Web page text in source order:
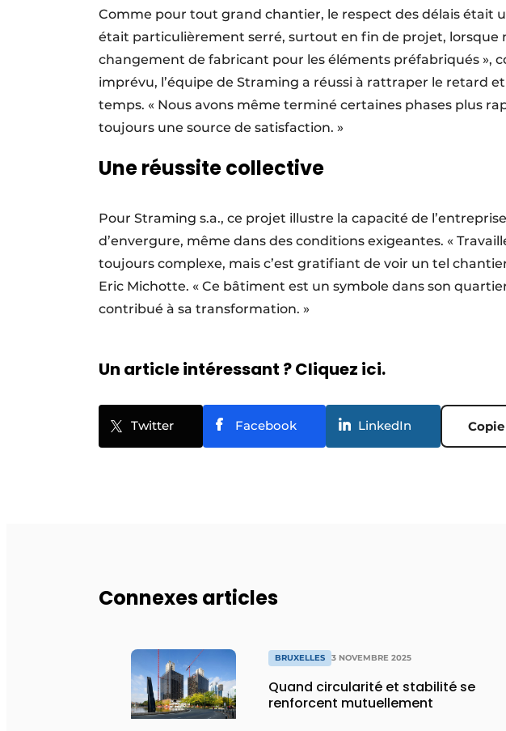
Comme pour tout grand chantier, le respect des délais était
était particulièrement serré, surtout en fin de projet, lorsque
changement de fabricant pour les éléments préfabriqués »,
imprévu, l’équipe de Straming a réussi à rattraper le retard
temps. « Nous avons même terminé certaines phases plus
toujours une source de satisfaction. »
Une réussite collective
Pour Straming s.a., ce projet illustre la capacité de
d’envergure, même dans des conditions exigeantes. «
toujours complexe, mais c’est gratifiant de voir un tel
Eric Michotte. « Ce bâtiment est un symbole dans son
contribué à sa transformation. »
Un article intéressant ? Cliquez ici.
Twitter Facebook LinkedIn Copie
Connexes articles
BRUXELLES 3 NOVEMBRE 2025
Quand circularité et stabilité se
renforcent mutuellement